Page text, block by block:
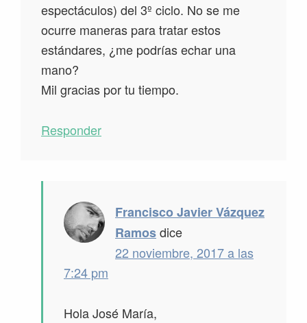
espectáculos) del 3º ciclo. No se me
ocurre maneras para tratar estos
estándares, ¿me podrías echar una
mano?
Mil gracias por tu tiempo.
Responder
Francisco Javier Vázquez
Ramosdice
22 noviembre, 2017 a las
7:24 pm
Hola José María,